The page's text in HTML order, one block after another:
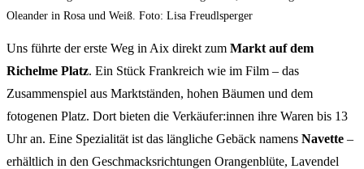
Uns führte der erste Weg in Aix direkt zum Markt auf dem
Richelme Platz. Ein Stück Frankreich wie im Film – das
Zusammenspiel aus Marktständen, hohen Bäumen und dem
fotogenen Platz. Dort bieten die Verkäufer:innen ihre Waren bis 13
Uhr an. Eine Spezialität ist das längliche Gebäck namens Navette –
erhältlich in den Geschmacksrichtungen Orangenblüte, Lavendel